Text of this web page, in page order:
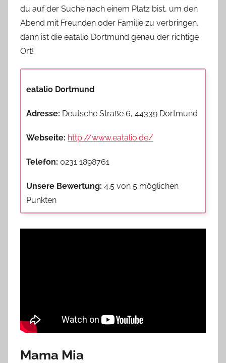
du auf der Suche nach einem Platz bist, um den
Abend mit Freunden oder Familie zu verbringen,
dann ist die eatalio Dortmund genau der richtige
Ort!
eatalio Dortmund
Adresse: Deutsche Straße 6, 44339 Dortmund
Webseite: http://www.eatalio.de/
Telefon: 0231 1898761
Unsere Bewertung: 4.5 von 5 möglichen
Punkten
Mama Mia